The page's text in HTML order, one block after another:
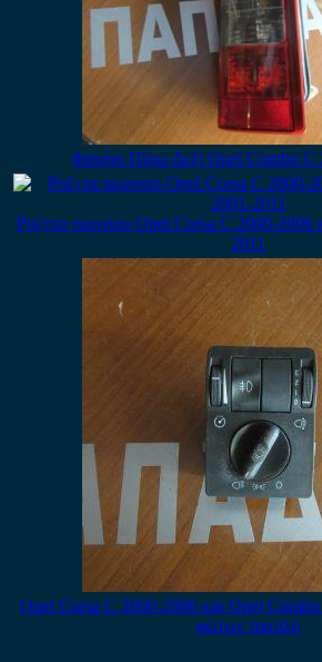
Φανάρι Πίσω Δεξί Opel Combo C
Ροζετα τιμονιου Opel Corsa C 2000-
2011
Opel Corsa C 2000-2006 και Opel
φώτων ταμπλό